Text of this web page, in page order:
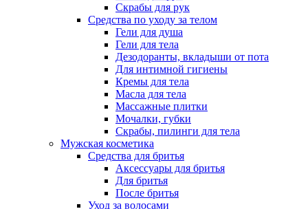
Скрабы для рук
Средства по уходу за телом
Гели для душа
Гели для тела
Дезодоранты, вкладыши от пота
Для интимной гигиены
Кремы для тела
Масла для тела
Массажные плитки
Мочалки, губки
Скрабы, пилинги для тела
Мужская косметика
Средства для бритья
Аксессуары для бритья
Для бритья
После бритья
Уход за волосами